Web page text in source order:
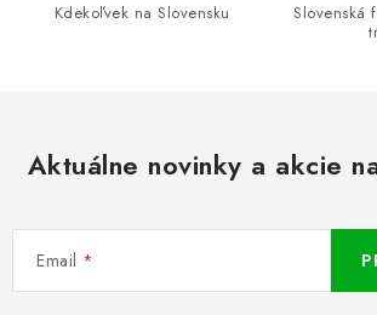
Kdekoľvek na Slovensku
Slovenská
Aktuálne novinky a akcie
Email